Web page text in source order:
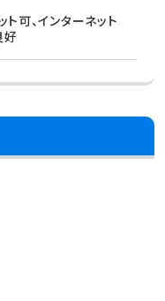
可、インターネット
好